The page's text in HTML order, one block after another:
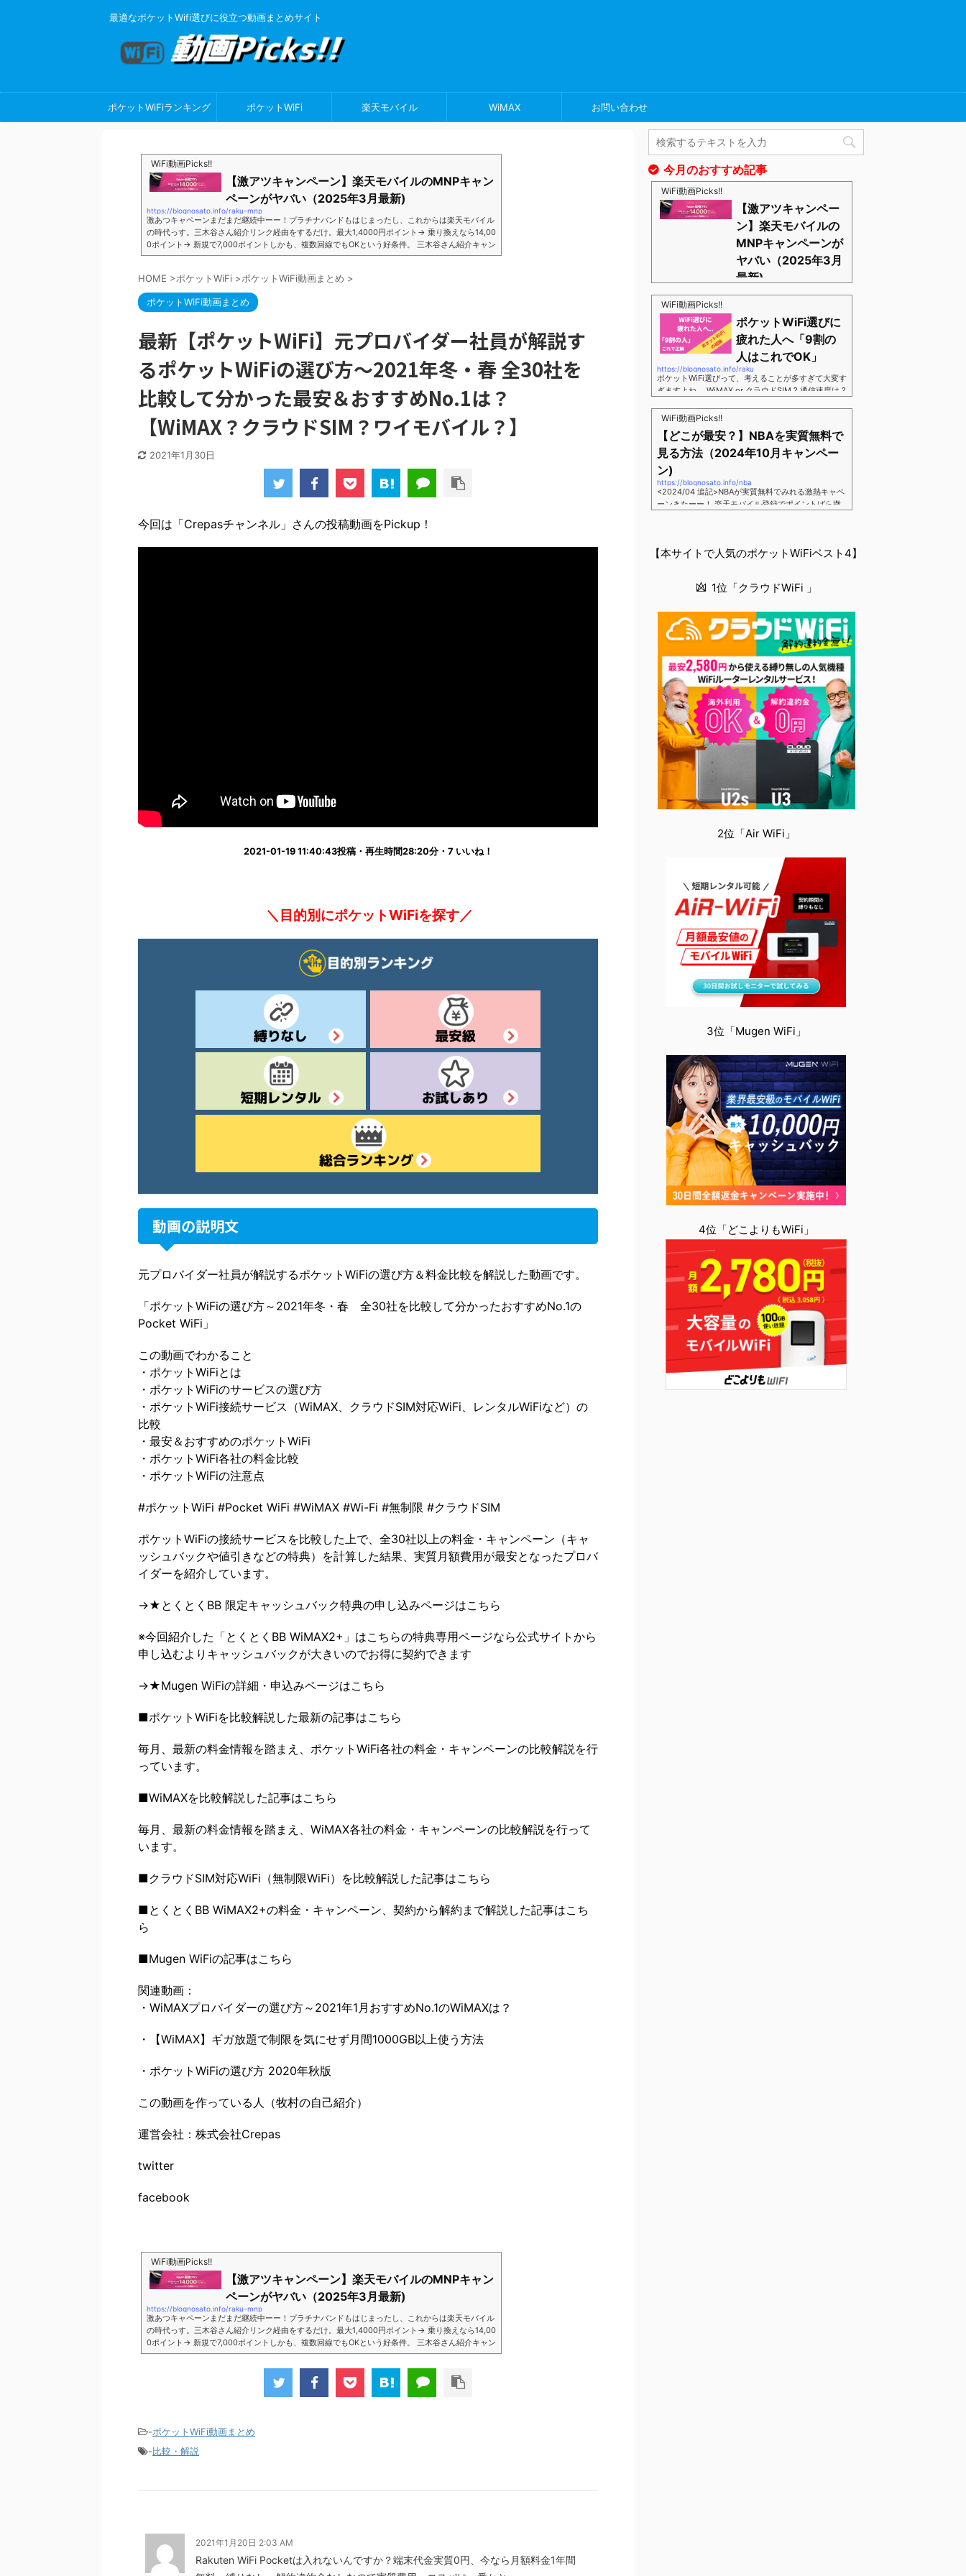
最適なポケットWifi選びに役立つ動画まとめサイト
ポケットWiFiランキング ポケットWiFi 楽天モバイル WiMAX お問い合わせ
WiFi動画Picks!!
【激アツキャンペーン】楽天モバイルのMNPキャン
ペーンがヤバい（2025年3月最新)
https://blognosato.info/raku-mnp
激あつキャペーンまだまだ継続中ーー！プラチナバンドもはじまったし、これからは楽天モバイル
の時代っす。三木谷さん紹介リンク経由をするだけ。最大1,4000円ポイント→ 乗り換えなら14,00
0ポイント→ 新規で7,000ポイントしかも、複数回線でもOKという好条件。 三木谷さん紹介キャン
ペーン＼激熱の三木谷さんキャンペーン／2回線目以降でもOK再契約でもでもOK背水の陣の楽天
■キャンペーン概要三木谷社長の特別招待ページから楽天モバイ...
HOME >ポケットWiFi >ポケットWiFi動画まとめ >
ポケットWiFi動画まとめ
最新【ポケットWiFi】元プロバイダー社員が解説す
るポケットWiFiの選び方～2021年冬・春 全30社を
比較して分かった最安＆おすすめNo.1は？
【WiMAX？クラウドSIM？ワイモバイル？】
2021年1月30日
今回は「Crepasチャンネル」さんの投稿動画をPickup！
2021-01-19 11:40:43投稿・再生時間28:20分・7 いいね！
＼目的別にポケットWiFiを探す／
動画の説明文
元プロバイダー社員が解説するポケットWiFiの選び方＆料金比較を解説した動画です。
「ポケットWiFiの選び方～2021年冬・春 全30社を比較して分かったおすすめNo.1の
Pocket WiFi」
この動画でわかること
・ポケットWiFiとは
・ポケットWiFiのサービスの選び方
・ポケットWiFi接続サービス（WiMAX、クラウドSIM対応WiFi、レンタルWiFiなど）の
比較
・最安＆おすすめのポケットWiFi
・ポケットWiFi各社の料金比較
・ポケットWiFiの注意点
#ポケットWiFi #Pocket WiFi #WiMAX #Wi-Fi #無制限 #クラウドSIM
ポケットWiFiの接続サービスを比較した上で、全30社以上の料金・キャンペーン（キャ
ッシュバックや値引きなどの特典）を計算した結果、実質月額費用が最安となったプロバ
イダーを紹介しています。
→★とくとくBB 限定キャッシュバック特典の申し込みページはこちら
※今回紹介した「とくとくBB WiMAX2+」はこちらの特典専用ページなら公式サイトから
申し込むよりキャッシュバックが大きいのでお得に契約できます
→★Mugen WiFiの詳細・申込みページはこちら
■ポケットWiFiを比較解説した最新の記事はこちら
毎月、最新の料金情報を踏まえ、ポケットWiFi各社の料金・キャンペーンの比較解説を行
っています。
■WiMAXを比較解説した記事はこちら
毎月、最新の料金情報を踏まえ、WiMAX各社の料金・キャンペーンの比較解説を行って
います。
■クラウドSIM対応WiFi（無制限WiFi）を比較解説した記事はこちら
■とくとくBB WiMAX2+の料金・キャンペーン、契約から解約まで解説した記事はこち
ら
■Mugen WiFiの記事はこちら
関連動画：
・WiMAXプロバイダーの選び方～2021年1月おすすめNo.1のWiMAXは？
・【WiMAX】ギガ放題で制限を気にせず月間1000GB以上使う方法
・ポケットWiFiの選び方 2020年秋版
この動画を作っている人（牧村の自己紹介）
運営会社：株式会社Crepas
twitter
facebook
WiFi動画Picks!!
【激アツキャンペーン】楽天モバイルのMNPキャン
ペーンがヤバい（2025年3月最新)
https://blognosato.info/raku-mnp
激あつキャペーンまだまだ継続中ーー！プラチナバンドもはじまったし、これからは楽天モバイル
の時代っす。三木谷さん紹介リンク経由をするだけ。最大1,4000円ポイント→ 乗り換えなら14,00
0ポイント→ 新規で7,000ポイントしかも、複数回線でもOKという好条件。 三木谷さん紹介キャン
ペーン＼激熱の三木谷さんキャンペーン／2回線目以降でもOK再契約でもでもOK背水の陣の楽天
モバイル。ついに「最後の賭け」とも思えるポイントばら撒きキャンペーンを発動してきました。
■キャンペーン概要三木谷社長の特別招待ページから楽天モバイ...
-ポケットWiFi動画まとめ
-比較・解説
2021年1月20日 2:03 AM
Rakuten WiFi Pocketは入れないんですか？端末代金実質0円、今なら月額料金1年間
今月のおすすめ記事
WiFi動画Picks!!
【激アツキャンペー
ン】楽天モバイルの
MNPキャンペーンが
ヤバい（2025年3月
最新)
激あつキャペーンまだまだ継続中ーー！プラチナバン
ドもはじまったし、これからは楽天モバイルの時代っ
す。三木谷さん紹介リンク経由をするだけ。最大1,40
00円ポイント→ 乗り換えなら14,000ポイント→ 新
規で7,000ポイントしかも、複数回線でもOKという好
条件。 三木谷さん紹介キャンペーン＼激熱の三木谷
さんキャンペーン／2回線目以降でもOK再契約でもで
もOK背水の陣の楽天モバイル。ついに「最後の賭
け」とも思えるポイントばら撒きキャンペーンを発動
してきました。■キャンペーン概要三木谷社長の特別
招待ページから楽天モバイ...
WiFi動画Picks!!
ポケットWiFi選びに
疲れた人へ「9割の
人はこれでOK」
https://blognosato.info/raku
ポケットWiFi選びって、考えることが多すぎて大変す
ぎますよね。 WiMAX or クラウドSIM ? 通信速度は ?
負担は ?もう知らん、って感じですよね。私もWiFi関
連のメディアを3年間運用してきましたが「結局みん
なコレでいいのでは？」という結論にいたりました。
ということで、「ポケットWiFi選びに疲れた」「結局
どれがいいのか分からない」と言う人向けに【最終
解】を用意しました。ポケットWiFiのヘビーユーザー
視点で「90％の人はこれだけでいいやん」というも
のなので、「多...
WiFi動画Picks!!
【どこが最安？】NBAを実質無料で
見る方法（2024年10月キャンペー
ン)
https://blognosato.info/nba
<2024/04 追記>NBAが実質無料でみれる激熱キャペ
ーンきたーー！ 楽天モバイル登録でポイントばら撒
無料なのでNBAのみ視聴したい人でも最安！「最安で
無料でみるまで楽天モバイルでNBAを無料で観るまで
BANBAは、世...
【本サイトで人気のポケットWiFiベスト4】
1位「クラウドWiFi 」
2位「Air WiFi」
3位「Mugen WiFi」
4位「どこよりもWiFi」